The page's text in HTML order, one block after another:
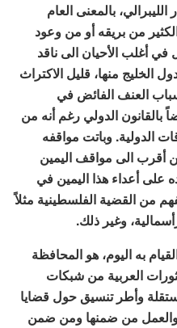
بالمعنى العام
من بريقه أو من وعود
في أغلب الأحيان الى ناقد
الخليج منها، قليل الاكتراث
العنف الفائض في
بالقانون الدولي رغم أنه من
الدولية. وباتت مواقفه
أقرب الى مواقف اليمين
على أعداء هذا اليمين في
من القضية الفلسطينية مثلاً
وغير ذلك.
به اليوم، هو المحافظة
العربية من شبكات
وأطر تنسيق حول قضايا
والعمل من ضمنها ومن ضمن